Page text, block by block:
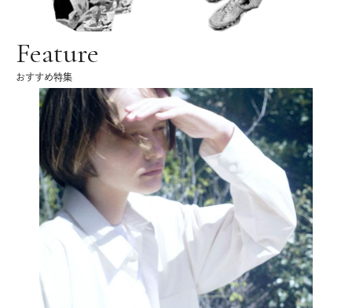
Feature
おすすめ特集